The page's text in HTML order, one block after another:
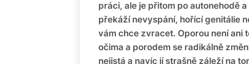
práci, ale je přitom po autonehodě
překáží nevyspání, hořící genitálie
vám chce zvracet. Oporou není ani
očima a porodem se radikálně
nejistá a navíc jí strašně záleží na